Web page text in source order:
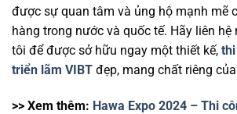
được sự quan tâm và ủng hộ mạnh mẽ
hàng trong nước và quốc tế. Hãy liên hệ
tôi để được sở hữu ngay một thiết kế,
triển lãm VIBT đẹp, mang chất riêng
>> Xem thêm: Hawa Expo 2024 – Thi